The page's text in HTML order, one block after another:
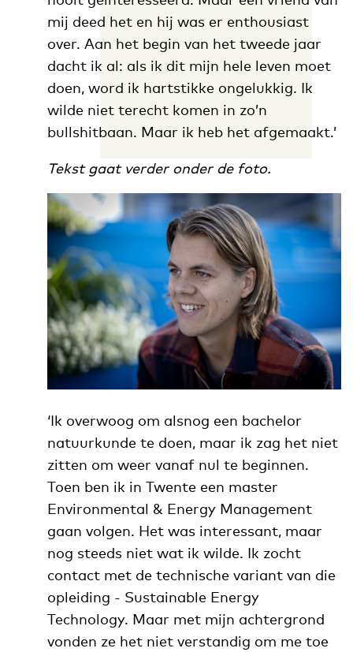
mij deed het en hij was er enthousiast
over. Aan het begin van het tweede jaar
dacht ik al: als ik dit mijn hele leven moet
doen, word ik hartstikke ongelukkig. Ik
wilde niet terecht komen in zo’n
bullshitbaan. Maar ik heb het afgemaakt.’
Tekst gaat verder onder de foto.
‘Ik overwoog om alsnog een bachelor
natuurkunde te doen, maar ik zag het niet
zitten om weer vanaf nul te beginnen.
Toen ben ik in Twente een master
Environmental & Energy Management
gaan volgen. Het was interessant, maar
nog steeds niet wat ik wilde. Ik zocht
contact met de technische variant van die
opleiding - Sustainable Energy
Technology. Maar met mijn achtergrond
vonden ze het niet verstandig om me toe